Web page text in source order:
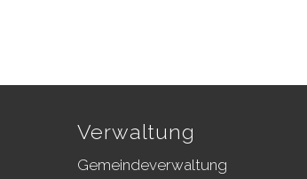
Verwaltung
Gemeindeverwaltung